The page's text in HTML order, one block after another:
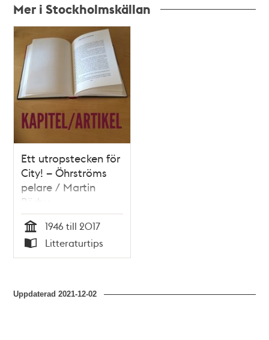
Mer i Stockholmskällan
Relaterade
poster
och
teman
Ett utropstecken för
City! – Öhrströms
pelare / Martin
Rörby
Tid
1946 till 2017
Typ
Litteraturtips
Uppdaterad2021-12-02